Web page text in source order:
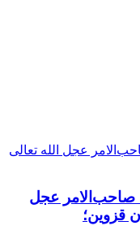
صاحب‌الامر عجل
قزوین؛